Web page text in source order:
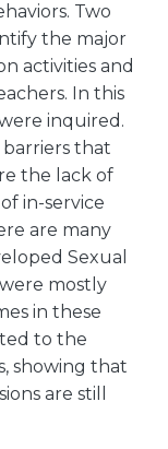
Two
the major
activities and
In this
inquired.
that
the lack of
in-service
are many
Sexual
mostly
in these
to the
showing that
are still